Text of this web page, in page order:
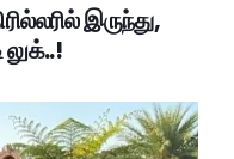
இருந்து,
லுக்..!